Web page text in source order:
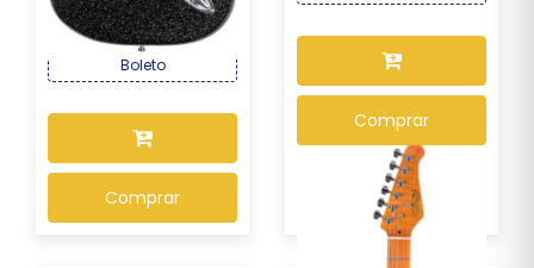
OU R$ 1.245,27 no PIX ou
Boleto
Comprar
Comprar